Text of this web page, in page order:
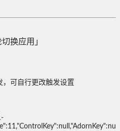
换应用」
，可自行更改触发设置